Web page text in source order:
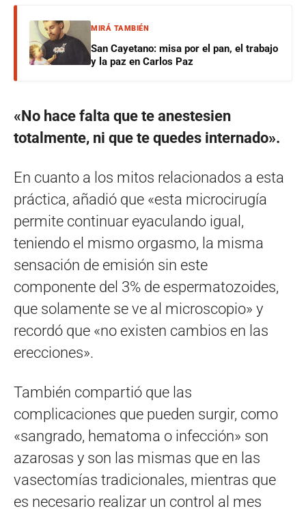
MIRÁ TAMBIÉN
San Cayetano: misa por el pan, el trabajo
y la paz en Carlos Paz
«No hace falta que te anestesien
totalmente, ni que te quedes internado».
En cuanto a los mitos relacionados a esta
práctica, añadió que «esta microcirugía
permite continuar eyaculando igual,
teniendo el mismo orgasmo, la misma
sensación de emisión sin este
componente del 3% de espermatozoides,
que solamente se ve al microscopio» y
recordó que «no existen cambios en las
erecciones».
También compartió que las
complicaciones que pueden surgir, como
«sangrado, hematoma o infección» son
azarosas y son las mismas que en las
vasectomías tradicionales, mientras que
es necesario realizar un control al mes